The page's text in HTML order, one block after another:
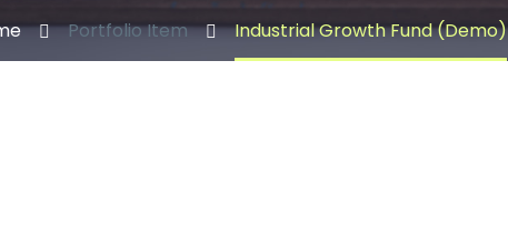
Portfolio Item Industrial Growth Fund (Demo)